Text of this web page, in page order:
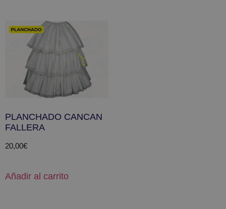
PLANCHADO CANCAN
FALLERA
20,00€
Añadir al carrito